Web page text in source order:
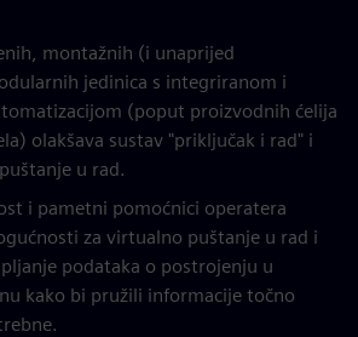
montažnih (i unaprijed
jedinica s integriranom i
(poput proizvodnih ćelija
olakšava sustav "priključak i rad" i
u rad.
i pametni pomoćnici operatera
za virtualno puštanje u rad i
podataka o postrojenju u
kako bi pružili informacije točno